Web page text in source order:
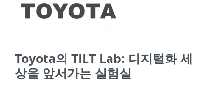
Toyota의 TILT Lab: 디지털화 세
상을 앞서가는 실험실